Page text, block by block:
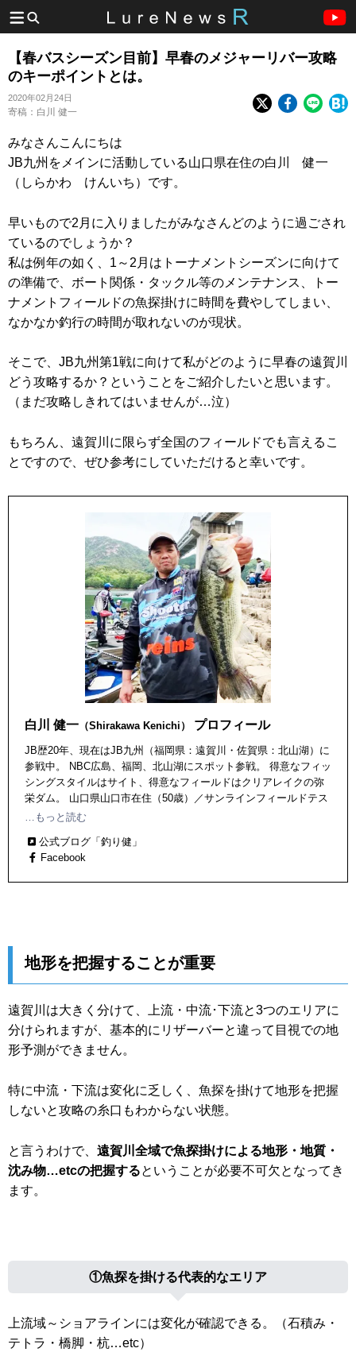
【春バスシーズン目前】早春のメジャーリバー攻略
のキーポイントとは。
2020年02月24日
寄稿：白川 健一
みなさんこんにちは
JB九州をメインに活動している山口県在住の白川 健一
（しらかわ けんいち）です。
早いもので2月に入りましたがみなさんどのように過ごされ
ているのでしょうか？
私は例年の如く、1～2月はトーナメントシーズンに向けて
の準備で、ボート関係・タックル等のメンテナンス、トー
ナメントフィールドの魚探掛けに時間を費やしてしまい、
なかなか釣行の時間が取れないのが現状。
そこで、JB九州第1戦に向けて私がどのように早春の遠賀川
どう攻略するか？ということをご紹介したいと思います。
（まだ攻略しきれてはいませんが…泣）
もちろん、遠賀川に限らず全国のフィールドでも言えるこ
とですので、ぜひ参考にしていただけると幸いです。
白川 健一 （Shirakawa Kenichi） プロフィール
JB歴20年、現在はJB九州（福岡県：遠賀川・佐賀県：北山湖）に
参戦中。 NBC広島、福岡、北山湖にスポット参戦。 得意なフィッ
シングスタイルはサイト、得意なフィールドはクリアレイクの弥
栄ダム。 山口県山口市在住（50歳）／サンラインフィールドテス
ター・レインプロスタッフ ・2004年 NBC山口（小野湖）年間1位
栄ダム）年間1位／JB九州 年間10位 ・2010年 JB九州 年間6位 ・
2014年 JB九州 年間8位 ・2018年 JB九州 年間3位
…もっと読む
公式ブログ「釣り健」
Facebook
地形を把握することが重要
遠賀川は大きく分けて、上流・中流･下流と3つのエリアに
分けられますが、基本的にリザーバーと違って目視での地
形予測ができません。
特に中流・下流は変化に乏しく、魚探を掛けて地形を把握
しないと攻略の糸口もわからない状態。
と言うわけで、 遠賀川全域で魚探掛けによる地形・地質・
沈み物…etcの把握するということが必要不可欠となってき
ます。
①魚探を掛ける代表的なエリア
上流域～ショアラインには変化が確認できる。（石積み・
テトラ・橋脚・杭…etc）